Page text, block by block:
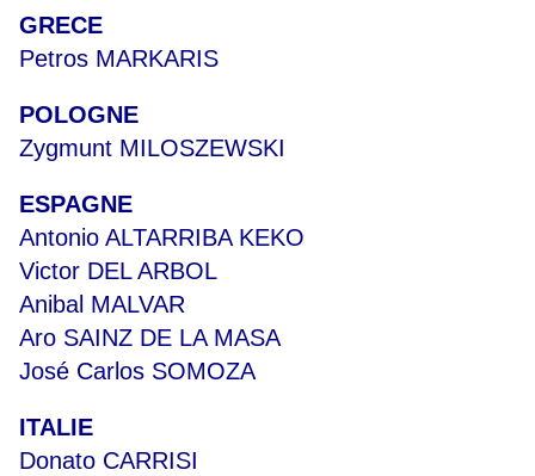
GRECE
Petros MARKARIS
POLOGNE
Zygmunt MILOSZEWSKI
ESPAGNE
Antonio ALTARRIBA KEKO
Victor DEL ARBOL
Anibal MALVAR
Aro SAINZ DE LA MASA
José Carlos SOMOZA
ITALIE
Donato CARRISI